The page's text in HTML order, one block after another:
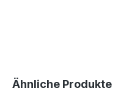
Produktgalerie überspringen
Ähnliche Produkte